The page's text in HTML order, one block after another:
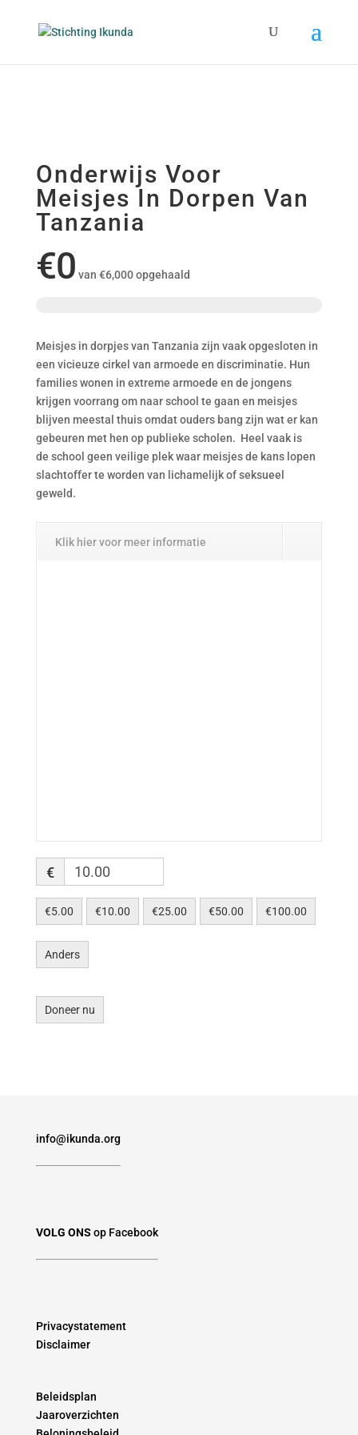
Onderwijs Voor
Meisjes In Dorpen Van
Tanzania
€0 van €6,000opgehaald
Meisjes in dorpjes van Tanzania zijn vaak opgesloten in
een vicieuze cirkel van armoede en discriminatie. Hun
families wonen in extreme armoede en de jongens
krijgen voorrang om naar school te gaan en meisjes
blijven meestal thuis omdat ouders bang zijn wat er kan
gebeuren met hen op publieke scholen. Heel vaak is
de school geen veilige plek waar meisjes de kans lopen
slachtoffer te worden van lichamelijk of seksueel
geweld.
Klik hier voor meer informatie
€
€5.00 €10.00 €25.00 €50.00 €100.00
Anders
Doneer nu
info@ikunda.org
VOLG ONS op Facebook
Privacystatement
Disclaimer
Beleidsplan
Jaaroverzichten